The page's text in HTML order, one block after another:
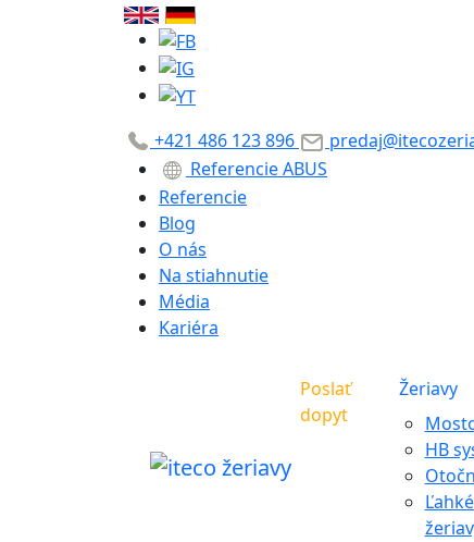
+421 486 123 896
Referencie ABUS
Referencie
Blog
O nás
Na stiahnutie
Média
Kariéra
Poslať
dopyt
Žeriavy
HB